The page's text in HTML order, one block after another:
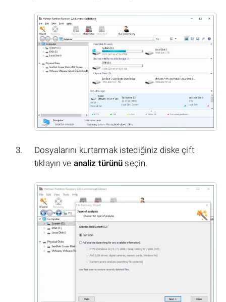
Dosyalarını kurtarmak istediğiniz diske çift
tıklayın ve analiz türünü seçin.